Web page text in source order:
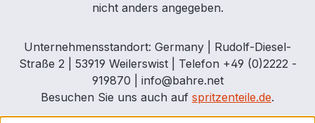
nicht anders angegeben.
Unternehmensstandort: Germany | Rudolf-Diesel-
Straße 2 | 53919 Weilerswist | Telefon +49 (0)2222 -
919870 | info@bahre.net
Besuchen Sie uns auch auf spritzenteile.de.